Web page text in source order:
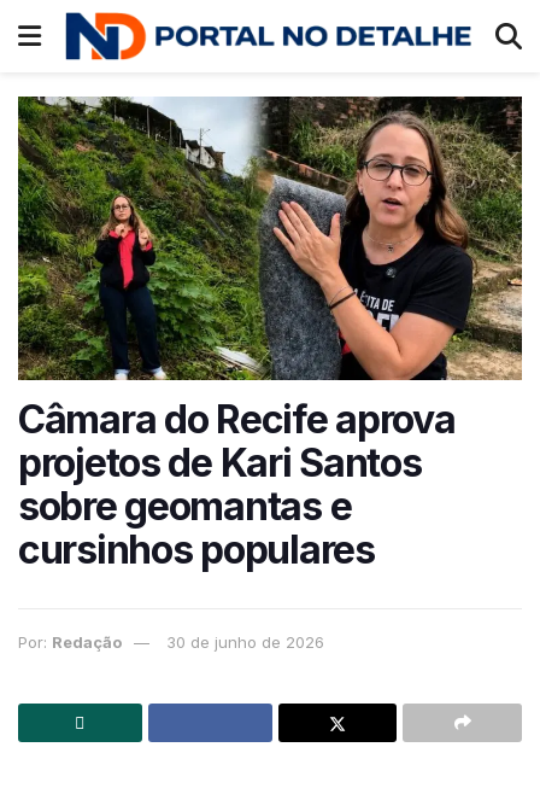
Câmara do Recife aprova
projetos de Kari Santos
sobre geomantas e
cursinhos populares
Por: Redação 30 de junho de 2026